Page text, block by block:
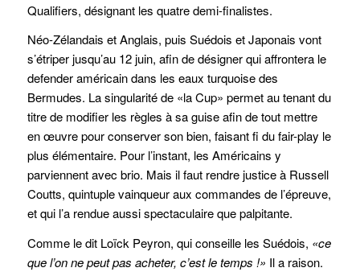
Qualifiers, désignant les quatre demi-finalistes.
Néo-Zélandais et Anglais, puis Suédois et Japonais vont
s’étriper jusqu’au 12 juin, afin de désigner qui affrontera le
defender américain dans les eaux turquoise des
Bermudes. La singularité de «la Cup» permet au tenant du
titre de modifier les règles à sa guise afin de tout mettre
en œuvre pour conserver son bien, faisant fi du fair-play le
plus élémentaire. Pour l’instant, les Américains y
parviennent avec brio. Mais il faut rendre justice à Russell
Coutts, quintuple vainqueur aux commandes de l’épreuve,
et qui l’a rendue aussi spectaculaire que palpitante.
Comme le dit Loïck Peyron, qui conseille les Suédois, «ce
que l’on ne peut pas acheter, c’est le temps !» Il a raison.